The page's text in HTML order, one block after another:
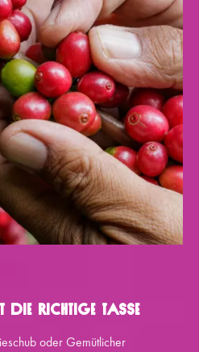
Die Richtige Tasse
oder Gemütlicher